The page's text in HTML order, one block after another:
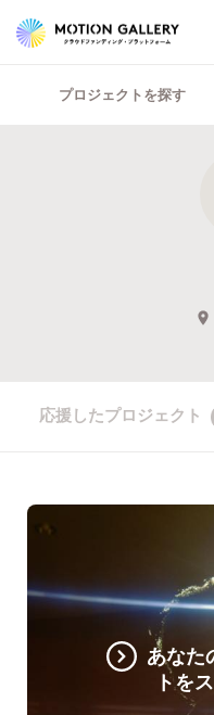
プロジェクトを探す
応援したプロジェクト
あなた
トを